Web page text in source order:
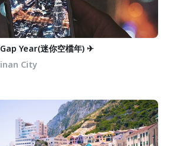
Year(迷你空檔年) ✈
City